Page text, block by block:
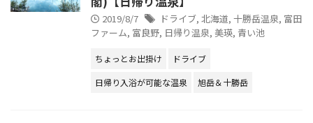
2019/8/7 ドライブ, 北海道, 十勝岳温泉, 富田
ファーム, 富良野, 日帰り温泉, 美瑛, 青い池
ちょっとお出掛け
ドライブ
日帰り入浴が可能な温泉
旭岳＆十勝岳